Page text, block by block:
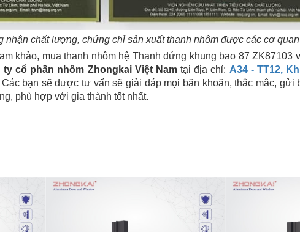
nhận chất lượng, chứng chỉ sản xuất thanh nhôm được các cơ
khảo, mua thanh nhôm hệ Thanh đứng khung bao 87
cổ phần nhôm Zhongkai Việt Namtại địa chỉ: A34 - TT12,
Các bạn sẽ được tư vấn sẽ giải đáp mọi băn khoăn, thắc mắc,
phù hợp với gia thành tốt nhất.